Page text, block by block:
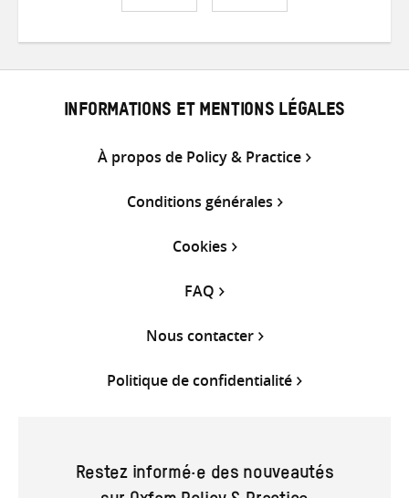
PartagerPartagerPartager
INFORMATIONS ET MENTIONS LÉGALES
À propos de Policy & Practice
Conditions générales
Cookies
FAQ
Nous contacter
Politique de confidentialité
Restez informé·e des nouveautés